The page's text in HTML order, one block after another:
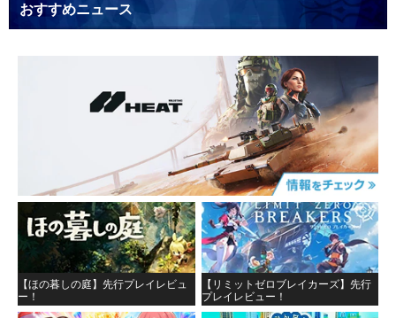
おすすめニュース
【ほの暮しの庭】先行プレイレビュ
ー！
【リミットゼロブレイカーズ】先行
プレイレビュー！